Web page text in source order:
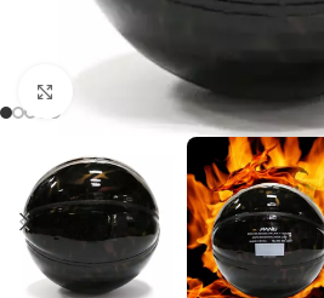
Cliquez pour agrandir